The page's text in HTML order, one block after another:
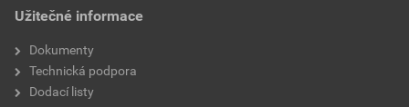
Užitečné informace
Dokumenty
Technická podpora
Dodací listy